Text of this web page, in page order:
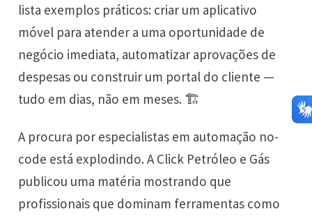
lista exemplos práticos: criar um aplicativo
móvel para atender a uma oportunidade de
negócio imediata, automatizar aprovações de
despesas ou construir um portal do cliente —
tudo em dias, não em meses. 🏗️
A procura por especialistas em automação no-
code está explodindo. A Click Petróleo e Gás
publicou uma matéria mostrando que
profissionais que dominam ferramentas como